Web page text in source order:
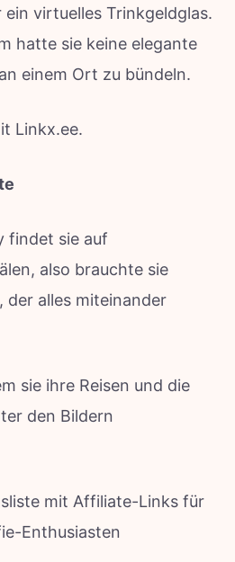
ein virtuelles Trinkgeldglas.
hatte sie keine elegante
einem Ort zu bündeln.
Linkx.ee.
findet sie auf
also brauchte sie
der alles miteinander
sie ihre Reisen und die
den Bildern
mit Affiliate-Links für
Enthusiasten